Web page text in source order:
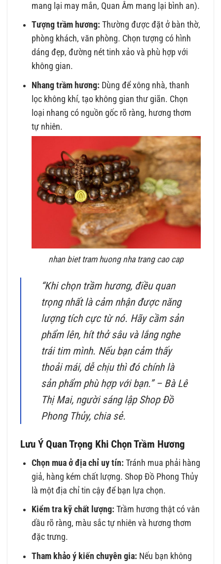
mang lại may mắn, Quan Âm mang lại bình an).
Tượng trầm hương: Thường được đặt ở bàn thờ,
phòng khách, văn phòng. Chọn tượng có hình
dáng đẹp, đường nét tinh xảo và phù hợp với
không gian.
Nhang trầm hương: Dùng để xông nhà, thanh
lọc không khí, tạo không gian thư giãn. Chọn
loại nhang có nguồn gốc rõ ràng, hương thơm
tự nhiên.
nhan biet tram huong nha trang cao cap
“Khi chọn trầm hương, điều quan
trọng nhất là cảm nhận được năng
lượng tích cực từ nó. Hãy cầm sản
phẩm lên, hít thở sâu và lắng nghe
trái tim mình. Nếu bạn cảm thấy
thoải mái, dễ chịu thì đó chính là
sản phẩm phù hợp với bạn.” – Bà Lê
Thị Mai, người sáng lập Shop Đồ
Phong Thủy, chia sẻ.
Lưu Ý Quan Trọng Khi Chọn Trầm Hương
Chọn mua ở địa chỉ uy tín: Tránh mua phải hàng
giả, hàng kém chất lượng. Shop Đồ Phong Thủy
là một địa chỉ tin cậy để bạn lựa chọn.
Kiểm tra kỹ chất lượng: Trầm hương thật có vân
dầu rõ ràng, màu sắc tự nhiên và hương thơm
đặc trưng.
Tham khảo ý kiến chuyên gia: Nếu bạn không